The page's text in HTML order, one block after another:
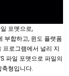
포맷으로,
합하고, 윈도 플랫폼
프로그램에서 널리 지
파일 포맷으로 파일의
형입니다.